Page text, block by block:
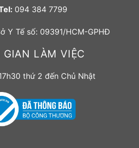
094 384 7799
Y Tế số: 09391/HCM-GPHĐ
GIAN LÀM VIỆC
thứ 2 đến Chủ Nhật